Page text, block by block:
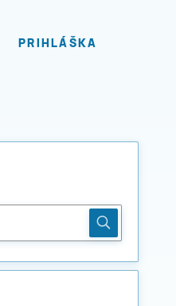
PRIHLÁŠKA